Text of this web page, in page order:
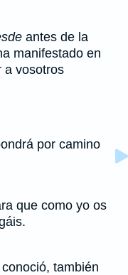
antes de la
manifestado en
a vosotros
por camino
que como yo os
también